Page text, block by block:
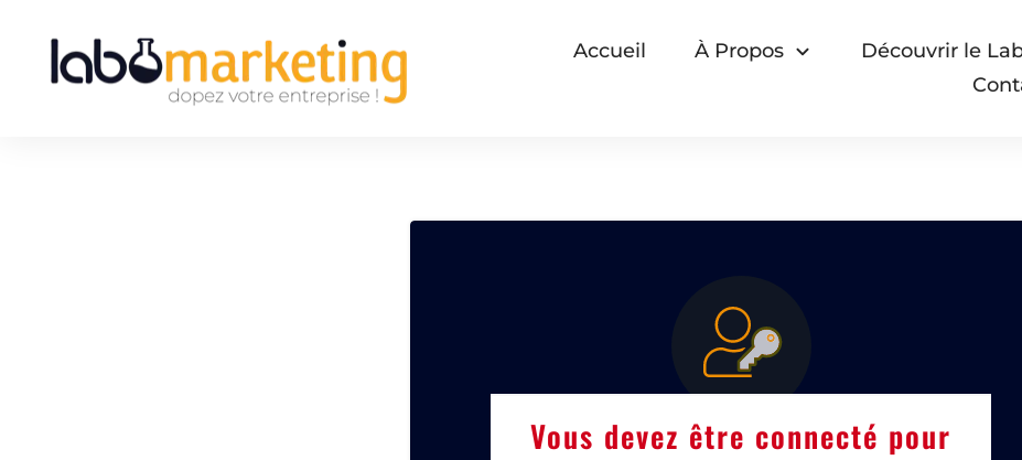
Accueil À Propos Découvrir le
Vous devez être connecté pour